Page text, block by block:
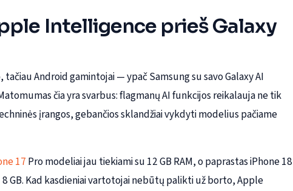
Intelligence prieš Galaxy
Android gamintojai — ypač Samsung su savo Galaxy AI
čia yra svarbus: flagmanų AI funkcijos reikalauja ne tik
įrangos, gebančios sklandžiai vykdyti modelius pačiame
17 Pro modeliai jau tiekiami su 12 GB RAM, o paprastas iPhone 18
GB. Kad kasdieniai vartotojai nebūtų palikti už borto, Apple